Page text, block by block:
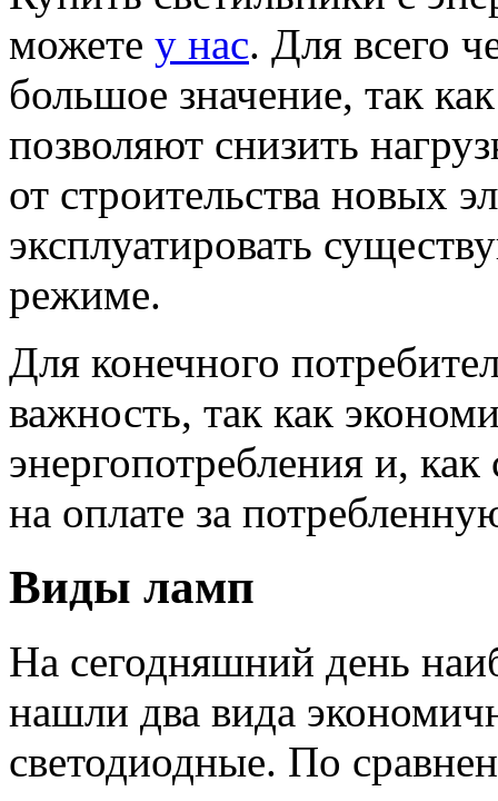
можете у нас. Для всего
большое значение, так
позволяют снизить
от строительства новых
эксплуатировать
режиме.
Для конечного
важность, так как
энергопотребления и,
на оплате за
Виды ламп
На сегодняшний день
нашли два вида
светодиодные. По